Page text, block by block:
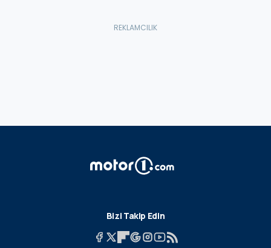
Bizi Takip Edin